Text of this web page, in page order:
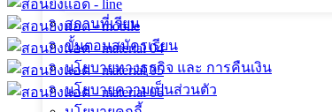
สถานที่เรียน
ขั้นตอนสมัครเรียน
นโยบายทางธุรกิจ และ การคืนเงิน
นโยบายความเป็นส่วนตัว